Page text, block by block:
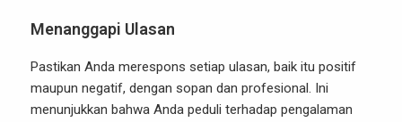
Menanggapi Ulasan
Pastikan Anda merespons setiap ulasan, baik itu positif
maupun negatif, dengan sopan dan profesional. Ini
menunjukkan bahwa Anda peduli terhadap pengalaman